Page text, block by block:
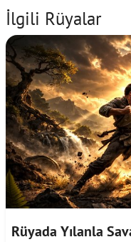
İlgili Rüyalar
Rüyada Yılanla